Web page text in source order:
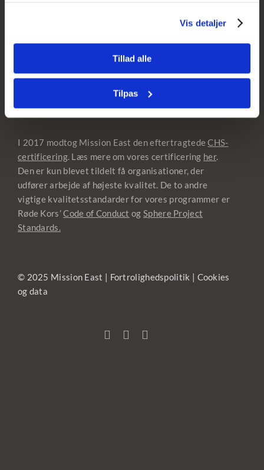
Vis detaljer
Tillad alle
Tilpas
I 2017 modtog Mission East den eftertragtedeCHS-
certificering. Læs mere om vores certificering her.
Den er kun blevet tildelt få organisationer, der
udfører arbejde af højeste kvalitet. De to andre
vigtige kvalitetsstandarder for vores programmer er
Røde Kors’Code of Conduct og Sphere Project
Standards.
© 2025 Mission East | Fortrolighedspolitik | Cookies
og data